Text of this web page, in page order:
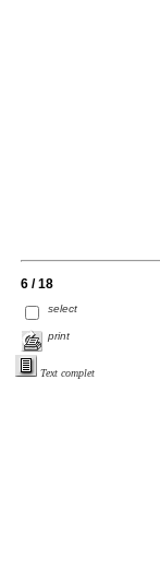
6 / 18
select
print
Text complet